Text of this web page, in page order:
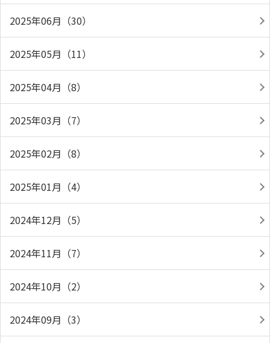
2025年06月（30）
2025年05月（11）
2025年04月（8）
2025年03月（7）
2025年02月（8）
2025年01月（4）
2024年12月（5）
2024年11月（7）
2024年10月（2）
2024年09月（3）